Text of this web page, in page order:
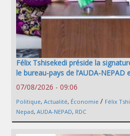
Félix Tshisekedi préside la
le bureau-pays de l’AUDA-NEPAD
07/08/2026 - 09:06
Politique, Actualité, Économie / Félix
Nepad, AUDA-NEPAD, RDC